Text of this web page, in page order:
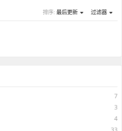
排序: 最后更新 过滤器
7
3
4